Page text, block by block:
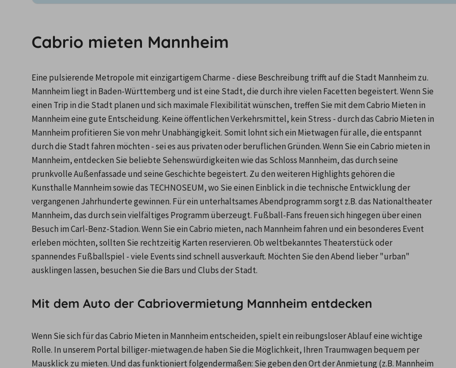
Cabrio mieten Mannheim
Eine pulsierende Metropole mit einzigartigem Charme - diese Beschreibung trifft auf die Stadt Mannheim zu.
Mannheim liegt in Baden-Württemberg und ist eine Stadt, die durch ihre vielen Facetten begeistert. Wenn Sie
einen Trip in die Stadt planen und sich maximale Flexibilität wünschen, treffen Sie mit dem Cabrio Mieten in
Mannheim eine gute Entscheidung. Keine öffentlichen Verkehrsmittel, kein Stress - durch das Cabrio Mieten in
Mannheim profitieren Sie von mehr Unabhängigkeit. Somit lohnt sich ein Mietwagen für alle, die entspannt
durch die Stadt fahren möchten - sei es aus privaten oder beruflichen Gründen. Wenn Sie ein Cabrio mieten in
Mannheim, entdecken Sie beliebte Sehenswürdigkeiten wie das Schloss Mannheim, das durch seine
prunkvolle Außenfassade und seine Geschichte begeistert. Zu den weiteren Highlights gehören die
Kunsthalle Mannheim sowie das TECHNOSEUM, wo Sie einen Einblick in die technische Entwicklung der
vergangenen Jahrhunderte gewinnen. Für ein unterhaltsames Abendprogramm sorgt z.B. das Nationaltheater
Mannheim, das durch sein vielfältiges Programm überzeugt. Fußball-Fans freuen sich hingegen über einen
Besuch im Carl-Benz-Stadion. Wenn Sie ein Cabrio mieten, nach Mannheim fahren und ein besonderes Event
erleben möchten, sollten Sie rechtzeitig Karten reservieren. Ob weltbekanntes Theaterstück oder
spannendes Fußballspiel - viele Events sind schnell ausverkauft. Möchten Sie den Abend lieber "urban"
ausklingen lassen, besuchen Sie die Bars und Clubs der Stadt.
Mit dem Auto der Cabriovermietung Mannheim entdecken
Wenn Sie sich für das Cabrio Mieten in Mannheim entscheiden, spielt ein reibungsloser Ablauf eine wichtige
Rolle. In unserem Portal billiger-mietwagen.de haben Sie die Möglichkeit, Ihren Traumwagen bequem per
Mausklick zu mieten. Und das funktioniert folgendermaßen: Sie geben den Ort der Anmietung (z.B. Mannheim